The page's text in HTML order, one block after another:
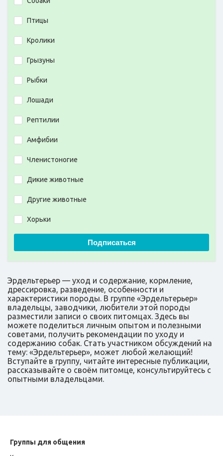
Птицы
Кролики
Грызуны
Рыбки
Лошади
Рептилии
Амфибии
Членистоногие
Дикие животные
Другие животные
Хорьки
Подписаться
Эрдельтерьер — уход и содержание, кормление,
дрессировка, разведение, особенности и
характеристики породы. В группе «Эрдельтерьер»
владельцы, заводчики, любители этой породы
разместили записи о своих питомцах. Здесь вы
можете поделиться личным опытом и полезными
советами, получить рекомендации по уходу и
содержанию собак. Стать участником обсуждений на
тему: «Эрдельтерьер», может любой желающий!
Вступайте в группу, читайте интересные публикации,
рассказывайте о своём питомце, консультируйтесь с
опытными владельцами.
Группы для общения